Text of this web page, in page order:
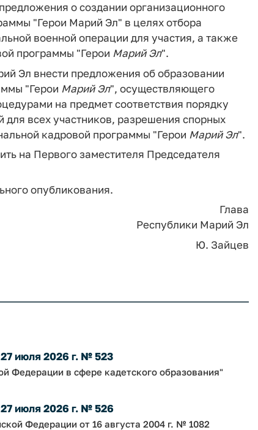
о создании организационного
"Герои Марий Эл" в целях отбора
военной операции для участия, а также
программы "Герои Марий Эл".
Эл внести предложения об образовании
"Герои Марий Эл", осуществляющего
на предмет соответствия порядку
всех участников, разрешения спорных
кадровой программы "Герои Марий Эл".
на Первого заместителя Председателя
опубликования.
Глава
Республики Марий Эл
Ю. Зайцев
июля 2026 г. № 523
Федерации в сфере кадетского образования"
июля 2026 г. № 526
Федерации от 16 августа 2004 г. № 1082